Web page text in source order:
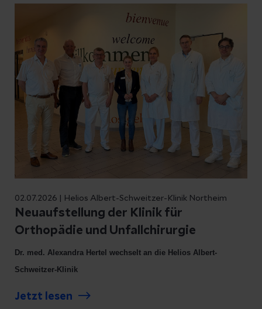
02.07.2026 | Helios Albert-Schweitzer-Klinik Northeim
Neuaufstellung der Klinik für
Orthopädie und Unfallchirurgie
Dr. med. Alexandra Hertel wechselt an die Helios Albert-
Schweitzer-Klinik
Jetzt lesen